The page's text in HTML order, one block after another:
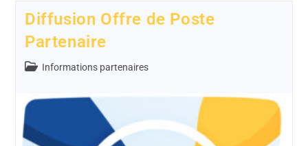
Diffusion Offre de Poste
Partenaire
Informations partenaires